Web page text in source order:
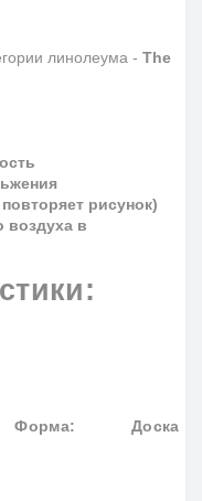
линолеума - The
рисунок)
воздуха в
Форма: Доска